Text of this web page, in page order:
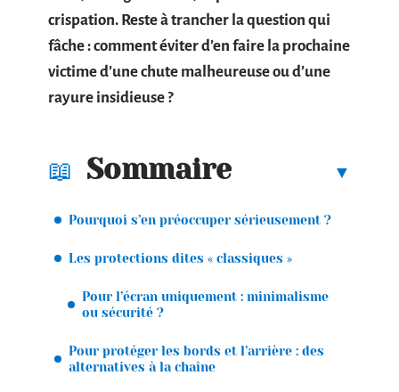
crispation. Reste à trancher la question qui
fâche : comment éviter d’en faire la prochaine
victime d’une chute malheureuse ou d’une
rayure insidieuse ?
Sommaire
Pourquoi s’en préoccuper sérieusement ?
Les protections dites « classiques »
Pour l’écran uniquement : minimalisme
ou sécurité ?
Pour protéger les bords et l’arrière : des
alternatives à la chaîne